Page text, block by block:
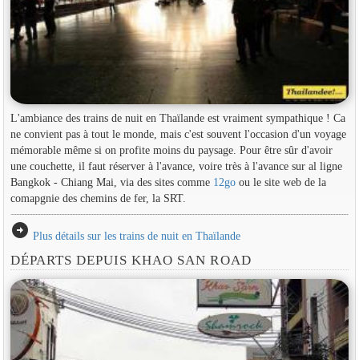
L'ambiance des trains de nuit en Thaïlande est vraiment sympathique ! Ca
ne convient pas à tout le monde, mais c'est souvent l'occasion d'un voyage
mémorable même si on profite moins du paysage. Pour être sûr d'avoir
une couchette, il faut réserver à l'avance, voire très à l'avance sur al ligne
Bangkok - Chiang Mai, via des sites comme 12goou le site web de la
comapgnie des chemins de fer, la SRT.
arrow_circle_right Plus détails sur les trains de nuit en Thaïlande
DÉPARTS DEPUIS KHAO SAN ROAD